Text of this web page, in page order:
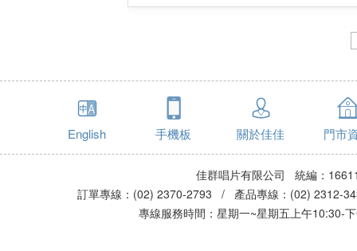
English 手機板 關於佳佳 門市
佳群唱片有限公司 統編：
訂單專線：(02) 2370-2793 / 產品專線：(02)
專線服務時間：星期一~星期五上午10:30-